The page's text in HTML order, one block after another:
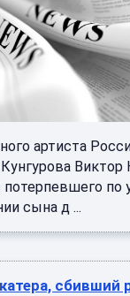
артиста
Виктор
потерпевшего по
сына д ...
сбивший